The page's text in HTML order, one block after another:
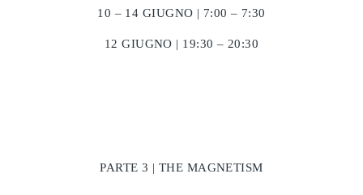
10 – 14 GIUGNO | 7:00 – 7:30
12 GIUGNO | 19:30 – 20:30
PARTE 3 | THE MAGNETISM